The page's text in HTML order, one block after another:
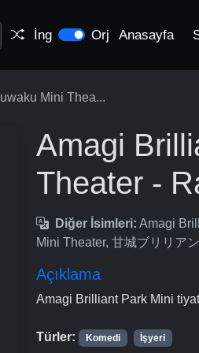
İng Orj Anasayfa
Mini Thea...
Amagi
Theater -
Diğer İsimleri: Amagi
Mini Theater, 甘城ブリリア
Açıklama
Amagi Brilliant Park Mini
Türler: Komedi İşyeri